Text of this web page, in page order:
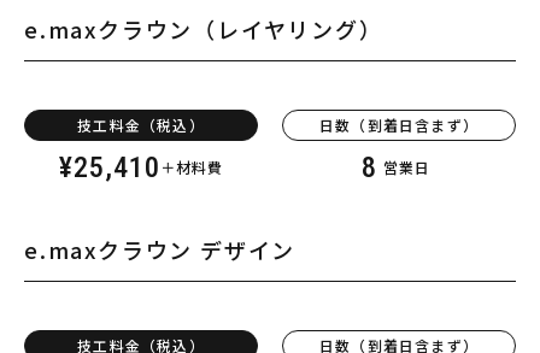
e.maxクラウン（レイヤリング）
技工料金（税込）
¥25,410 ＋材料費
日数（到着日含まず）
8 営業日
e.maxクラウン デザイン
技工料金（税込） 日数（到着日含まず）